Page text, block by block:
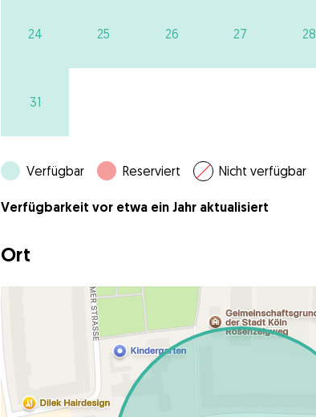
24 25 26 27 28
31
Verfügbar Reserviert Nicht verfügbar
Verfügbarkeit vor etwa ein Jahr aktualisiert
Ort